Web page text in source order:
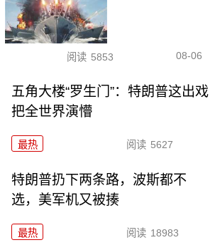
阅读 5853 08-06
五角大楼“罗生门”：特朗普这出戏
把全世界演懵
最热 阅读 5627
特朗普扔下两条路，波斯都不
选，美军机又被揍
最热 阅读 18983